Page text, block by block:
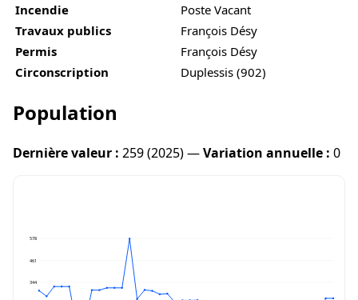
Incendie
Poste Vacant
Travaux publics
François Désy
Permis
François Désy
Circonscription
Duplessis (902)
Population
Dernière valeur : 259 (2025) —Variation annuelle : 0
578
461
344